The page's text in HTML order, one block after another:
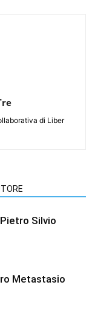
di Liber
Silvio
Metastasio